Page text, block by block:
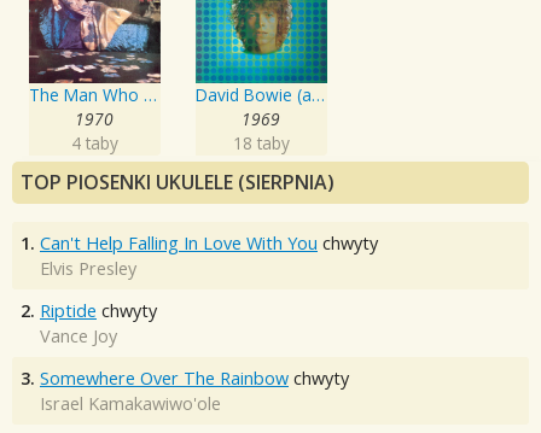
The Man Who Sold The World
1970
4 taby
David Bowie (aka Space Oddity)
1969
18 taby
TOP PIOSENKI UKULELE (SIERPNIA)
1. Can't Help Falling In Love With You chwyty
Elvis Presley
2. Riptide chwyty
Vance Joy
3. Somewhere Over The Rainbow chwyty
Israel Kamakawiwo'ole